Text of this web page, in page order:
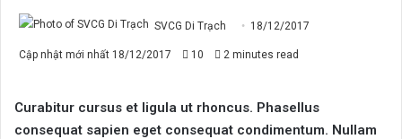
SVCG Di Trạch 18/12/2017
Cập nhật mới nhất 18/12/2017 10 2 minutes read
Curabitur cursus et ligula ut rhoncus. Phasellus
consequat sapien eget consequat condimentum. Nullam